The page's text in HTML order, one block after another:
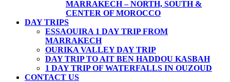
MARRAKECH – NORTH, SOUTH &
CENTER OF MOROCCO
DAY TRIPS
ESSAOUIRA 1 DAY TRIP FROM
MARRAKECH
OURIKA VALLEY DAY TRIP
DAY TRIP TO AIT BEN HADDOU KASBAH
1 DAY TRIP OF WATERFALLS IN OUZOUD
CONTACT US